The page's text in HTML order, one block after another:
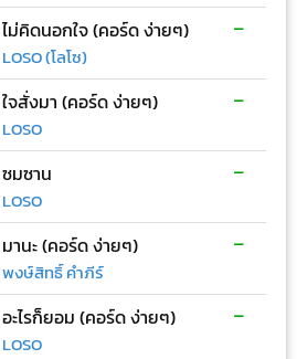
ไม่คิดนอกใจ (คอร์ด ง่ายๆ)
LOSO (โลโซ)
-
ใจสั่งมา (คอร์ด ง่ายๆ)
LOSO
-
ซมซาน
LOSO
-
มานะ (คอร์ด ง่ายๆ)
พงษ์สิทธิ์ คำภีร์
-
อะไรก็ยอม (คอร์ด ง่ายๆ)
LOSO
-